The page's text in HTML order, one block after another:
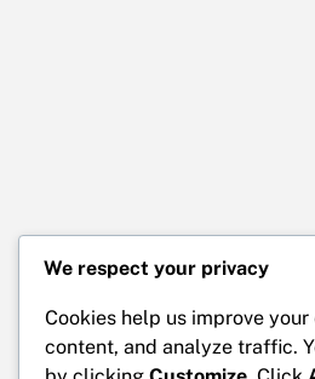
We respect your privacy
Cookies help us improve
content, and analyze traffic.